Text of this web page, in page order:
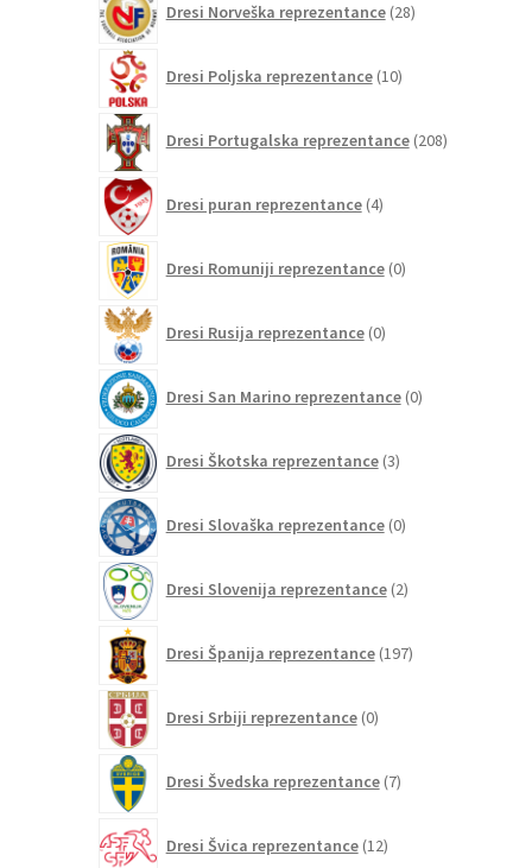
Dresi Norveška reprezentance 28izdelkov
Dresi Poljska reprezentance 10izdelkov
Dresi Portugalska reprezentance 208izdelkov
Dresi puran reprezentance 4izdelki
Dresi Romuniji reprezentance 0izdelkov
Dresi Rusija reprezentance 0izdelkov
Dresi San Marino reprezentance 0izdelkov
Dresi Škotska reprezentance 3izdelki
Dresi Slovaška reprezentance 0izdelkov
Dresi Slovenija reprezentance 2izdelka
Dresi Španija reprezentance 197izdelkov
Dresi Srbiji reprezentance 0izdelkov
Dresi Švedska reprezentance 7izdelkov
Dresi Švica reprezentance 12izdelkov